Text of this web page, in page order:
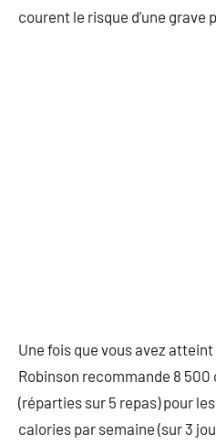
courent le risque d’une grave
Une fois que vous avez
Robinson recommande 8
(réparties sur 5 repas) pour
calories par semaine (sur 3